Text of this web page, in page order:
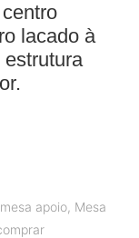
lacado à
mesa apoio, Mesa